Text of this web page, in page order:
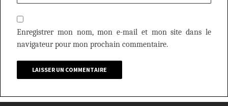
Enregistrer mon nom, mon e-mail et mon site dans le
navigateur pour mon prochain commentaire.